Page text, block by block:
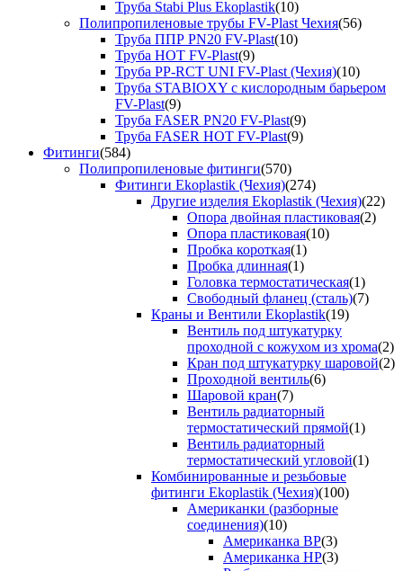
Труба Stabi Plus Ekoplastik(10)
Полипропиленовые трубы FV-Plast Чехия(56)
Труба ППР PN20 FV-Plast(10)
Труба HOT FV-Plast(9)
Труба PP-RCT UNI FV-Plast (Чехия)(10)
Труба STABIOXY с кислородным барьером
FV-Plast(9)
Труба FASER PN20 FV-Plast(9)
Труба FASER HOT FV-Plast(9)
Фитинги(584)
Полипропиленовые фитинги(570)
Фитинги Ekoplastik (Чехия)(274)
Другие изделия Ekoplastik (Чехия)(22)
Опора двойная пластиковая(2)
Опора пластиковая(10)
Пробка короткая(1)
Пробка длинная(1)
Головка термостатическая(1)
Свободный фланец (сталь)(7)
Краны и Вентили Ekoplastik(19)
Вентиль под штукатурку
проходной с кожухом из хрома(2)
Кран под штукатурку шаровой(2)
Проходной вентиль(6)
Шаровой кран(7)
Вентиль радиаторный
термостатический прямой(1)
Вентиль радиаторный
термостатический угловой(1)
Комбинированные и резьбовые
фитинги Ekoplastik (Чехия)(100)
Американки (разборные
соединения)(10)
Американка ВР(3)
Американка НР(3)